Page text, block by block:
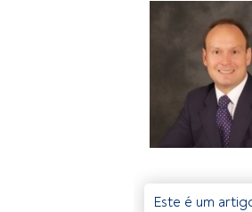
Este é um